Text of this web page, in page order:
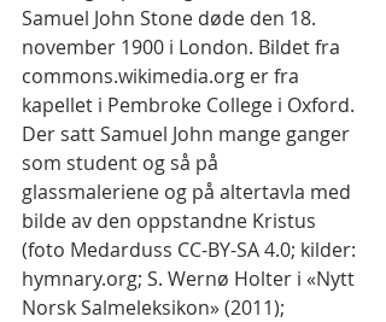
Samuel John Stone døde den 18.
november 1900 i London. Bildet fra
commons.wikimedia.org er fra
kapellet i Pembroke College i Oxford.
Der satt Samuel John mange ganger
som student og så på
glassmaleriene og på altertavla med
bilde av den oppstandne Kristus
(foto Medarduss CC-BY-SA 4.0; kilder:
hymnary.org; S. Wernø Holter i «Nytt
Norsk Salmeleksikon» (2011);